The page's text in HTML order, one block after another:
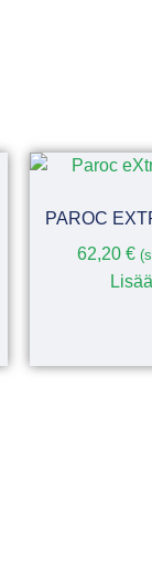
PAROC
62,20 €